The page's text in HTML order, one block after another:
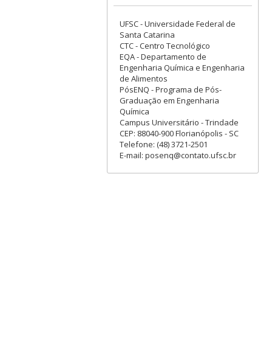
UFSC - Universidade Federal de
Santa Catarina
CTC - Centro Tecnológico
EQA - Departamento de
Engenharia Química e Engenharia
de Alimentos
PósENQ - Programa de Pós-
Graduação em Engenharia
Química
Campus Universitário - Trindade
CEP: 88040-900 Florianópolis - SC
Telefone: (48) 3721-2501
E-mail: posenq@contato.ufsc.br